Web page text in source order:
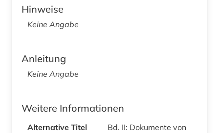
Hinweise
Keine Angabe
Anleitung
Keine Angabe
Weitere Informationen
Alternative Titel
Bd. II: Dokumente von